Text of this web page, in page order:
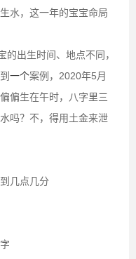
水，这一年的宝宝命局
的出生时间、地点不同，
一个案例，2020年5月
偏生在午时，八字里三
吗？不，得用土金来泄
几点几分